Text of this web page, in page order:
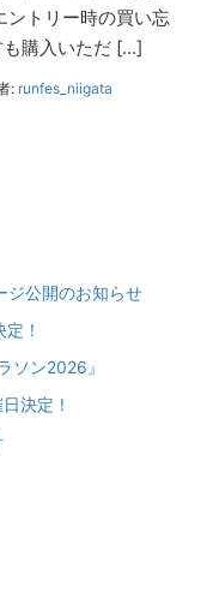
ントリー時の買い忘
購入いただ […]
: runfes_niigata
ジ公開のお知らせ
！
ソン2026』
決定！